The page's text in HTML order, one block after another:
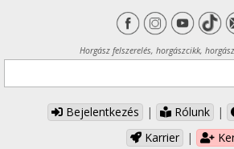
Horgász felszerelés, horgászcikk,
Bejelentkezés | Rólunk |
Karrier
|